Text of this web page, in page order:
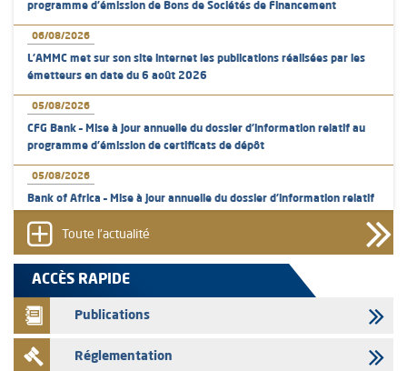
programme d'émission de Bons de Sociétés de Financement
06/08/2026
L’AMMC met sur son site internet les publications réalisées par les
émetteurs en date du 6 août 2026
05/08/2026
CFG Bank – Mise à jour annuelle du dossier d’information relatif au
programme d'émission de certificats de dépôt
05/08/2026
Bank of Africa – Mise à jour annuelle du dossier d’information relatif
05/08/2026
L’AMMC met sur son site internet les publications réalisées par les
émetteurs en date du 5 août 2026
04/08/2026
L’AMMC met sur son site internet les publications réalisées par les
émetteurs en date du 4 août 2026
Toute l'actualité
ACCÈS RAPIDE
Publications
Réglementation